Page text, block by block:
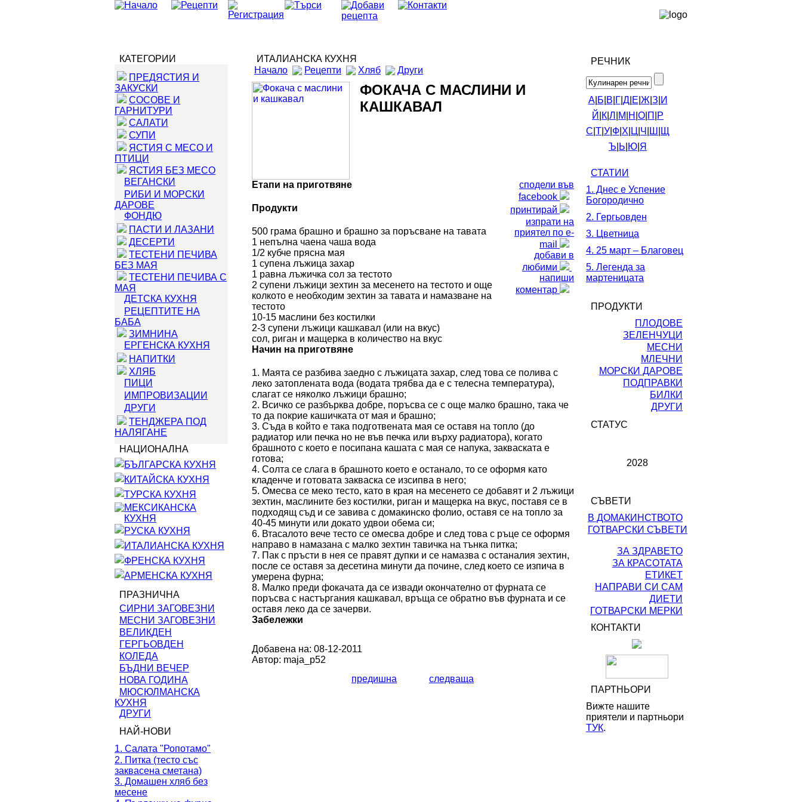
КАТЕГОРИИ
ПРЕДЯСТИЯ И
ЗАКУСКИ
СОСОВЕ И
ГАРНИТУРИ
САЛАТИ
СУПИ
ЯСТИЯ С МЕСО И
ПТИЦИ
ЯСТИЯ БЕЗ МЕСО
ВЕГАНСКИ
РИБИ И МОРСКИ
ДАРОВЕ
ФОНДЮ
ПАСТИ И ЛАЗАНИ
ДЕСЕРТИ
ТЕСТЕНИ ПЕЧИВА
БЕЗ МАЯ
ТЕСТЕНИ ПЕЧИВА С
МАЯ
ДЕТСКА КУХНЯ
РЕЦЕПТИТЕ НА
БАБА
ЗИМНИНА
ЕРГЕНСКА КУХНЯ
НАПИТКИ
ХЛЯБ
ПИЦИ
ИМПРОВИЗАЦИИ
ДРУГИ
ТЕНДЖЕРА ПОД
НАЛЯГАНЕ
НАЦИОНАЛНА
БЪЛГАРСКА КУХНЯ
КИТАЙСКА КУХНЯ
ТУРСКА КУХНЯ
МЕКСИКАНСКА
КУХНЯ
РУСКА КУХНЯ
ИТАЛИАНСКА КУХНЯ
ФРЕНСКА КУХНЯ
АРМЕНСКА КУХНЯ
ПРАЗНИЧНА
СИРНИ ЗАГОВЕЗНИ
МЕСНИ ЗАГОВЕЗНИ
ВЕЛИКДЕН
ГЕРГЬОВДЕН
КОЛЕДА
БЪДНИ ВЕЧЕР
НОВА ГОДИНА
МЮСЮЛМАНСКА
КУХНЯ
ДРУГИ
НАЙ-НОВИ
1. Салата "Ропотамо"
2. Питка (тесто със
заквасена сметана)
3. Домашен хляб без
месене
ИТАЛИАНСКА КУХНЯ
Начало
Рецепти Хляб Други
ФОКАЧА С МАСЛИНИ И
КАШКАВАЛ
Етапи на приготвяне
Продукти
500 грама брашно и брашно за поръсване на тавата
1 непълна чаена чаша вода
1/2 кубче прясна мая
1 супена лъжица захар
1 равна лъжичка сол за тестото
2 супени лъжици зехтин за месенето на тестото и още
колкото е необходим зехтин за тавата и намазване на
тестото
10-15 маслини без костилки
2-3 супени лъжици кашкавал (или на вкус)
сол, риган и мащерка в количество на вкус
сподели във
facebook
принтирай
изпрати на
приятел по e-
mail
добави в
любими
напиши
коментар
Начин на приготвяне
1. Маята се разбива заедно с лъжицата захар, след това се полива с
леко затоплената вода (водата трябва да е с телесна температура),
слагат се няколко лъжици брашно;
2. Всичко се разбърква добре, поръсва се с още малко брашно, така че
то да покрие кашичката от мая и брашно;
3. Съда в който е така подготвената мая се оставя на топло (до
радиатор или печка но не във печка или върху радиатора), когато
брашното с което е посипана кашата с мая се напука, закваската е
готова;
4. Солта се слага в брашното което е останало, то се оформя като
кладенче и готовата закваска се изсипва в него;
5. Омесва се меко тесто, като в края на месенето се добавят и 2 лъжици
зехтин, маслините без костилки, риган и мащерка на вкус, поставя се в
подходящ съд и се завива с домакинско фолио, оставя се на топло за
40-45 минути или докато удвои обема си;
6. Втасалото вече тесто се омесва добре и след това с ръце се оформя
направо в намазана с малко зехтин тавичка на тънка питка;
7. Пак с пръсти в нея се правят дупки и се намазва с останалия зехтин,
после се оставя за десетина минути да почине, след което се изпича в
умерена фурна;
8. Малко преди фокачата да се извади окончателно от фурната се
поръсва с настъргания кашкавал, връща се обратно във фурната и се
оставя леко да се зачерви.
Забележки
Добавена на: 08-12-2011
Автор: maja_p52
предишна
следваща
РЕЧНИК
А| Б В Г| Д| Е Ж З И
Й К Л М Н О П Р
С Т У Ф Х Ц Ч Ш
Щ
Ъ Ь Ю Я
СТАТИИ
1. Днес е Успение
Богородично
2. Гергьовден
3. Цветница
4. 25 март – Благовец
5. Легенда за
мартеницата
ПРОДУКТИ
ПЛОДОВЕ
ЗЕЛЕНЧУЦИ
МЕСНИ
МЛЕЧНИ
МОРСКИ ДАРОВЕ
ПОДПРАВКИ
БИЛКИ
ДРУГИ
СТАТУС
2028
СЪВЕТИ
В ДОМАКИНСТВОТО
ГОТВАРСКИ СЪВЕТИ
ЗА ЗДРАВЕТО
ЗА КРАСОТАТА
ЕТИКЕТ
НАПРАВИ СИ САМ
ДИЕТИ
ГОТВАРСКИ МЕРКИ
КОНТАКТИ
ПАРТНЬОРИ
Вижте нашите
приятели и партньори
ТУК.